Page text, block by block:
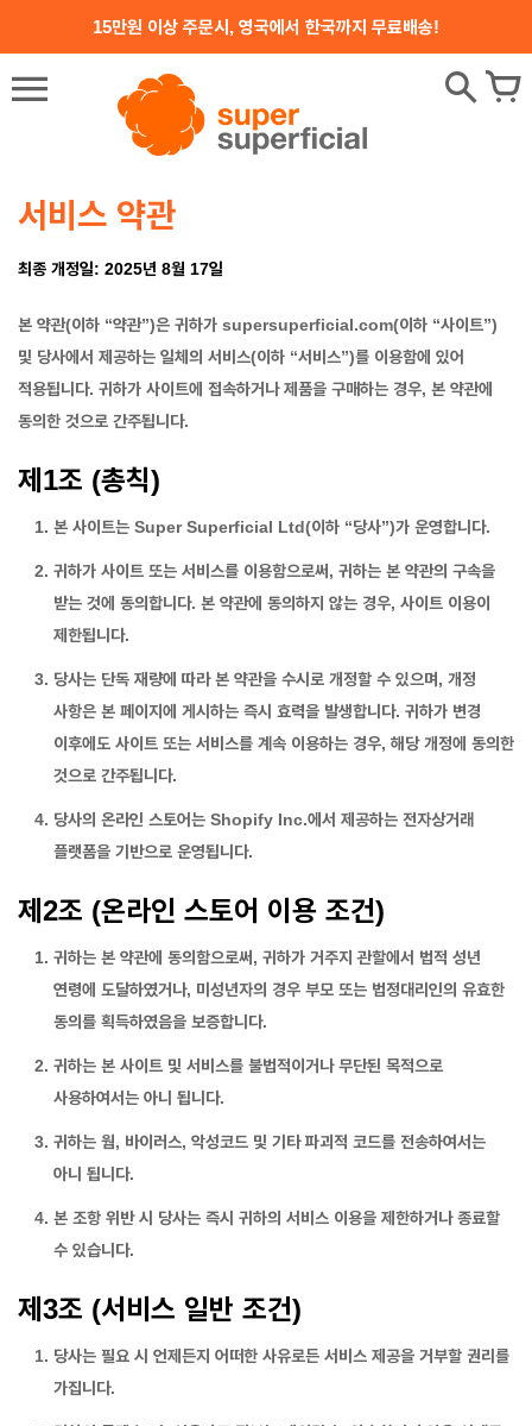
15만원 이상 주문시, 영국에서 한국까지 무료배송!
서비스 약관
최종 개정일: 2025년 8월 17일
본 약관(이하 “약관”)은 귀하가 supersuperficial.com(이하 “사이트”)
및 당사에서 제공하는 일체의 서비스(이하 “서비스”)를 이용함에 있어
적용됩니다. 귀하가 사이트에 접속하거나 제품을 구매하는 경우, 본 약관에
동의한 것으로 간주됩니다.
제1조 (총칙)
본 사이트는 Super Superficial Ltd(이하 “당사”)가 운영합니다.
귀하가 사이트 또는 서비스를 이용함으로써, 귀하는 본 약관의 구속을
받는 것에 동의합니다. 본 약관에 동의하지 않는 경우, 사이트 이용이
제한됩니다.
당사는 단독 재량에 따라 본 약관을 수시로 개정할 수 있으며, 개정
사항은 본 페이지에 게시하는 즉시 효력을 발생합니다. 귀하가 변경
이후에도 사이트 또는 서비스를 계속 이용하는 경우, 해당 개정에 동의한
것으로 간주됩니다.
당사의 온라인 스토어는 Shopify Inc.에서 제공하는 전자상거래
플랫폼을 기반으로 운영됩니다.
제2조 (온라인 스토어 이용 조건)
귀하는 본 약관에 동의함으로써, 귀하가 거주지 관할에서 법적 성년
연령에 도달하였거나, 미성년자의 경우 부모 또는 법정대리인의 유효한
동의를 획득하였음을 보증합니다.
귀하는 본 사이트 및 서비스를 불법적이거나 무단된 목적으로
사용하여서는 아니 됩니다.
귀하는 웜, 바이러스, 악성코드 및 기타 파괴적 코드를 전송하여서는
아니 됩니다.
본 조항 위반 시 당사는 즉시 귀하의 서비스 이용을 제한하거나 종료할
수 있습니다.
제3조 (서비스 일반 조건)
당사는 필요 시 언제든지 어떠한 사유로든 서비스 제공을 거부할 권리를
가집니다.